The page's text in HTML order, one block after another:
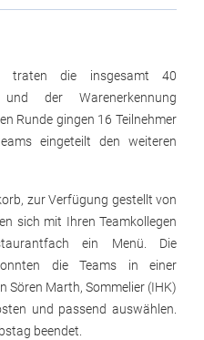
traten die insgesamt 40
der Warenerkennung
Runde gingen 16 Teilnehmer
eingeteilt den weiteren
zur Verfügung gestellt von
sich mit Ihren Teamkollegen
ein Menü. Die
die Teams in einer
Sören Marth, Sommelier (IHK)
und passend auswählen.
beendet.